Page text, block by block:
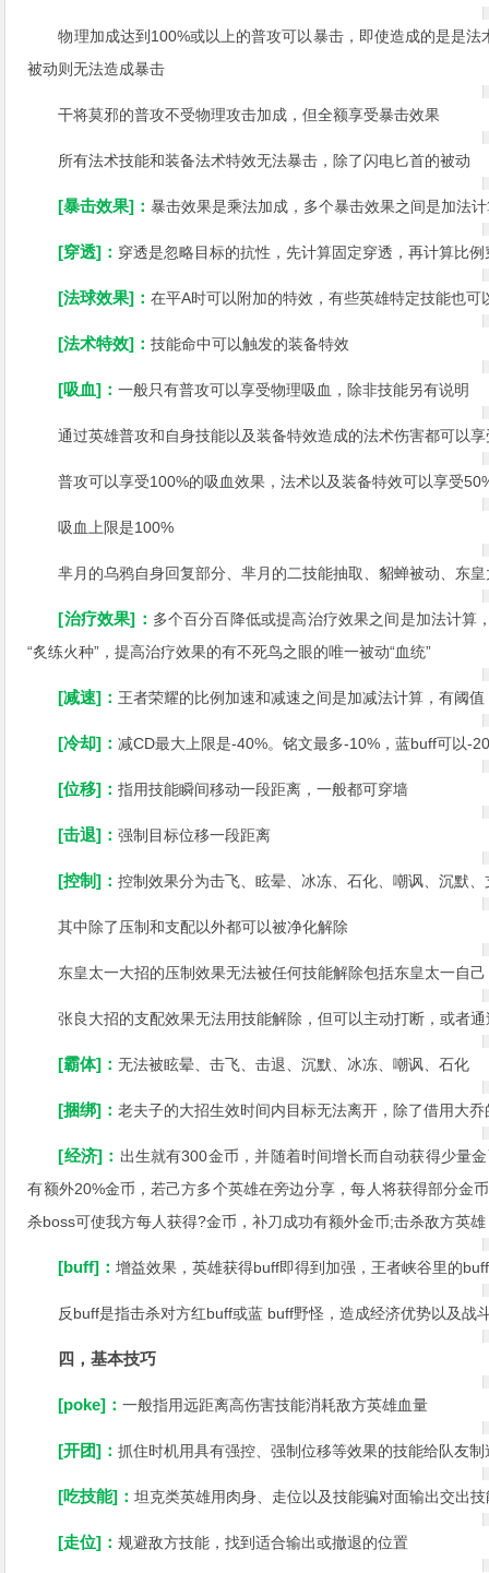
物理加成达到100%或以上的普攻可以暴击，即使造成的是是
被动则无法造成暴击
干将莫邪的普攻不受物理攻击加成，但全额享受暴击效果
所有法术技能和装备法术特效无法暴击，除了闪电匕首的被动
[暴击效果]：暴击效果是乘法加成，多个暴击效果之间是加法
[穿透]： 穿透是忽略目标的抗性，先计算固定穿透，再计算比例
[法球效果]：在平A时可以附加的特效，有些英雄特定技能也可
[法术特效]：技能命中可以触发的装备特效
[吸血]：一般只有普攻可以享受物理吸血，除非技能另有说明
通过英雄普攻和自身技能以及装备特效造成的法术伤害都可以
普攻可以享受100%的吸血效果，法术以及装备特效可以享受
吸血上限是100%
芈月的乌鸦自身回复部分、芈月的二技能抽取、貂蝉被动、东
[治疗效果]： 多个百分百降低或提高治疗效果之间是加法计算
“炙练火种”，提高治疗效果的有不死鸟之眼的唯一被动“血统”
[减速]： 王者荣耀的比例加速和减速之间是加减法计算，有阈值
[冷却]：减CD最大上限是-40%。铭文最多-10%，蓝buff可以-
[位移]：指用技能瞬间移动一段距离，一般都可穿墙
[击退]：强制目标位移一段距离
[控制]：控制效果分为击飞、眩晕、冰冻、石化、嘲讽、沉默
其中除了压制和支配以外都可以被净化解除
东皇太一大招的压制效果无法被任何技能解除包括东皇太一自
张良大招的支配效果无法用技能解除，但可以主动打断，或者
[霸体]：无法被眩晕、击飞、击退、沉默、冰冻、嘲讽、石化
[捆绑]：老夫子的大招生效时间内目标无法离开，除了借用大
[经济]： 出生就有300金币，并随着时间增长而自动获得少量
有额外20%金币，若己方多个英雄在旁边分享，每人将获得部分金
杀boss可使我方每人获得?金币，补刀成功有额外金币;击杀敌方英
[buff]：增益效果，英雄获得buff即得到加强，王者峡谷里的
反buff是指击杀对方红buff或蓝 buff野怪，造成经济优势以及战
四，基本技巧
[poke]：一般指用远距离高伤害技能消耗敌方英雄血量
[开团]：抓住时机用具有强控、强制位移等效果的技能给队友
[吃技能]：坦克类英雄用肉身、走位以及技能骗对面输出交出
[走位]：规避敌方技能，找到适合输出或撤退的位置